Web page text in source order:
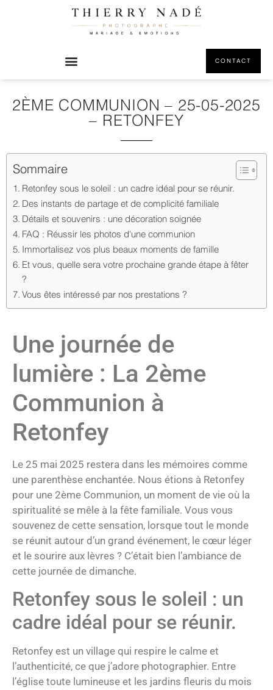
CONTACT
2ÈME COMMUNION – 25-05-2025
– RETONFEY
Sommaire
Retonfey sous le soleil : un cadre idéal pour se réunir.
Des instants de partage et de complicité familiale
Détails et souvenirs : une décoration soignée
FAQ : Réussir les photos d'une communion
Immortalisez vos plus beaux moments de famille
Et vous, quelle sera votre prochaine grande étape à fêter
?
Vous êtes intéressé par nos prestations ?
Une journée de
lumière : La 2ème
Communion à
Retonfey
Le 25 mai 2025 restera dans les mémoires comme
une parenthèse enchantée. Nous étions à Retonfey
pour une 2ème Communion, un moment de vie où la
spiritualité se mêle à la fête familiale. Vous vous
souvenez de cette sensation, lorsque tout le monde
se réunit autour d’un grand événement, le cœur léger
et le sourire aux lèvres ? C’était bien l’ambiance de
cette journée de dimanche.
Retonfey sous le soleil : un
cadre idéal pour se réunir.
Retonfey est un village qui respire le calme et
l’authenticité, ce que j’adore photographier. Entre
l’église toute lumineuse et les jardins fleuris du mois